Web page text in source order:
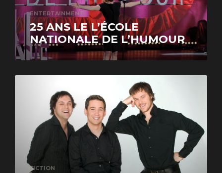
ENTERTAINMENT
25 ANS LE L’ÉCOLE
NATIONALE DE L’HUMOUR
FICTION